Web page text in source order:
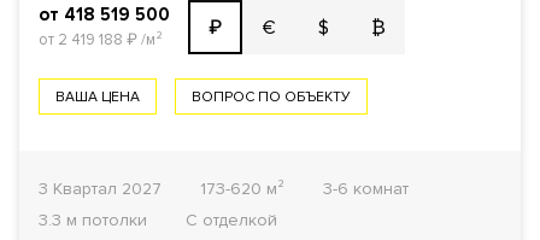
от 418 519 500
от 2 419 188 ₽/м² ₽ € $ ₿
ВАША ЦЕНА ВОПРОС ПО ОБЪЕКТУ
3 Квартал 2027 173-620 м²
3-6 комнат
3.3 м потолки
С отделкой